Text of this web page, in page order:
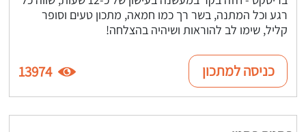
רגע וכל המתנה, בשר רך כמו חמאה, מתכון טעים וסופר
קליל, שימו לב להוראות ושיהיה בהצלחה!
כניסה למתכון 13974